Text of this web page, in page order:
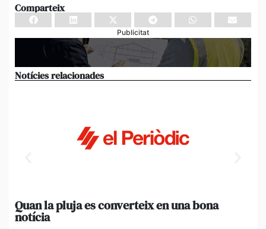
Comparteix
Publicitat
Notícies relacionades
Quan la pluja es converteix en una bona
notícia